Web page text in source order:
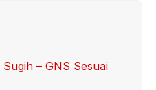
– GNS Sesuai